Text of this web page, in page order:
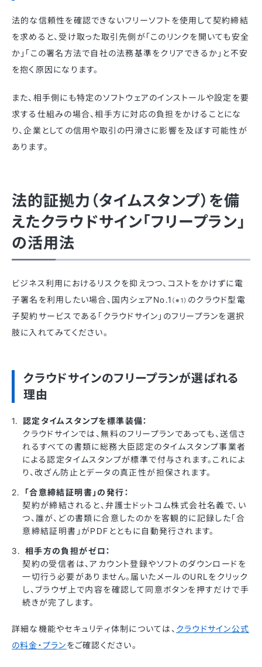
法的な信頼性を確認できないフリーソフトを使用して契約締結
を求めると、受け取った取引先側が「このリンクを開いても安全
か」「この署名方法で自社の法務基準をクリアできるか」と不安
を抱く原因になります。
また、相手側にも特定のソフトウェアのインストールや設定を要
求する仕組みの場合、相手方に対応の負担をかけることにな
り、企業としての信用や取引の円滑さに影響を及ぼす可能性が
あります。
法的証拠力（タイムスタンプ）を備
えたクラウドサイン「フリープラン」
の活用法
ビジネス利用におけるリスクを抑えつつ、コストをかけずに電
子署名を利用したい場合、国内シェアNo.1 （※1） のクラウド型電
子契約サービスである「クラウドサイン」のフリープランを選択
肢に入れてみてください。
クラウドサインのフリープランが選ばれる
理由
認定タイムスタンプを標準装備：
クラウドサインでは、無料のフリープランであっても、送信さ
れるすべての書類に総務大臣認定のタイムスタンプ事業者
による認定タイムスタンプが標準で付与されます。これによ
り、改ざん防止とデータの真正性が担保されます。
「合意締結証明書」の発行：
契約が締結されると、弁護士ドットコム株式会社名義で、い
つ、誰が、どの書類に合意したのかを客観的に記録した「合
意締結証明書」がPDFとともに自動発行されます。
相手方の負担がゼロ：
契約の受信者は、アカウント登録やソフトのダウンロードを
一切行う必要がありません。届いたメールのURLをクリック
し、ブラウザ上で内容を確認して同意ボタンを押すだけで手
続きが完了します。
詳細な機能やセキュリティ体制については、 クラウドサイン公式
の料金・プランをご確認ください。